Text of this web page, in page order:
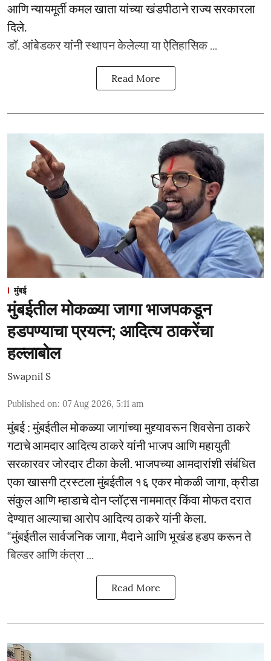
आणि न्यायमूर्ती कमल खाता यांच्या खंडपीठाने राज्य सरकारला
दिले.
डॉ. आंबेडकर यांनी स्थापन केलेल्या या ऐतिहासिक ...
Read More
मुंबई
मुंबईतील मोकळ्या जागा भाजपकडून
हडपण्याचा प्रयत्न; आदित्य ठाकरेंचा
हल्लाबोल
Swapnil S
Published on: 07 Aug 2026, 5:11 am
मुंबई : मुंबईतील मोकळ्या जागांच्या मुद्द्यावरून शिवसेना ठाकरे
गटाचे आमदार आदित्य ठाकरे यांनी भाजप आणि महायुती
सरकारवर जोरदार टीका केली. भाजपच्या आमदारांशी संबंधित
एका खासगी ट्रस्टला मुंबईतील १६ एकर मोकळी जागा, क्रीडा
संकुल आणि म्हाडाचे दोन प्लॉट्स नाममात्र किंवा मोफत दरात
देण्यात आल्याचा आरोप आदित्य ठाकरे यांनी केला.
“मुंबईतील सार्वजनिक जागा, मैदाने आणि भूखंड हडप करून ते
बिल्डर आणि कंत्रा ...
Read More